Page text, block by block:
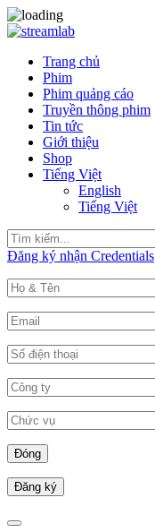
Trang chủ
Phim
Phim quảng cáo
Truyền thông phim
Tin tức
Giới thiệu
Shop
Tiếng Việt
English
Tiếng Việt
Search
for:
Đăng ký nhận Credentials
Đóng